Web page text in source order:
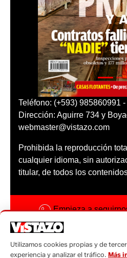
Teléfono: (+593) 985860991 -
Dirección: Aguirre 734 y
webmaster@vistazo.com
Prohibida la reproducción
cualquier idioma, sin
titular, de todos los
Empieza a
Código ética
Utilizamos cookies propias y de
experiencia y analizar el tráfico. Más